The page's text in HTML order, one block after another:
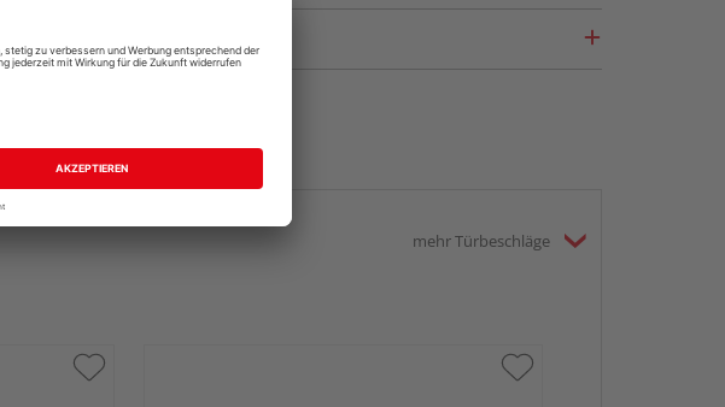
mehr Türbeschläge